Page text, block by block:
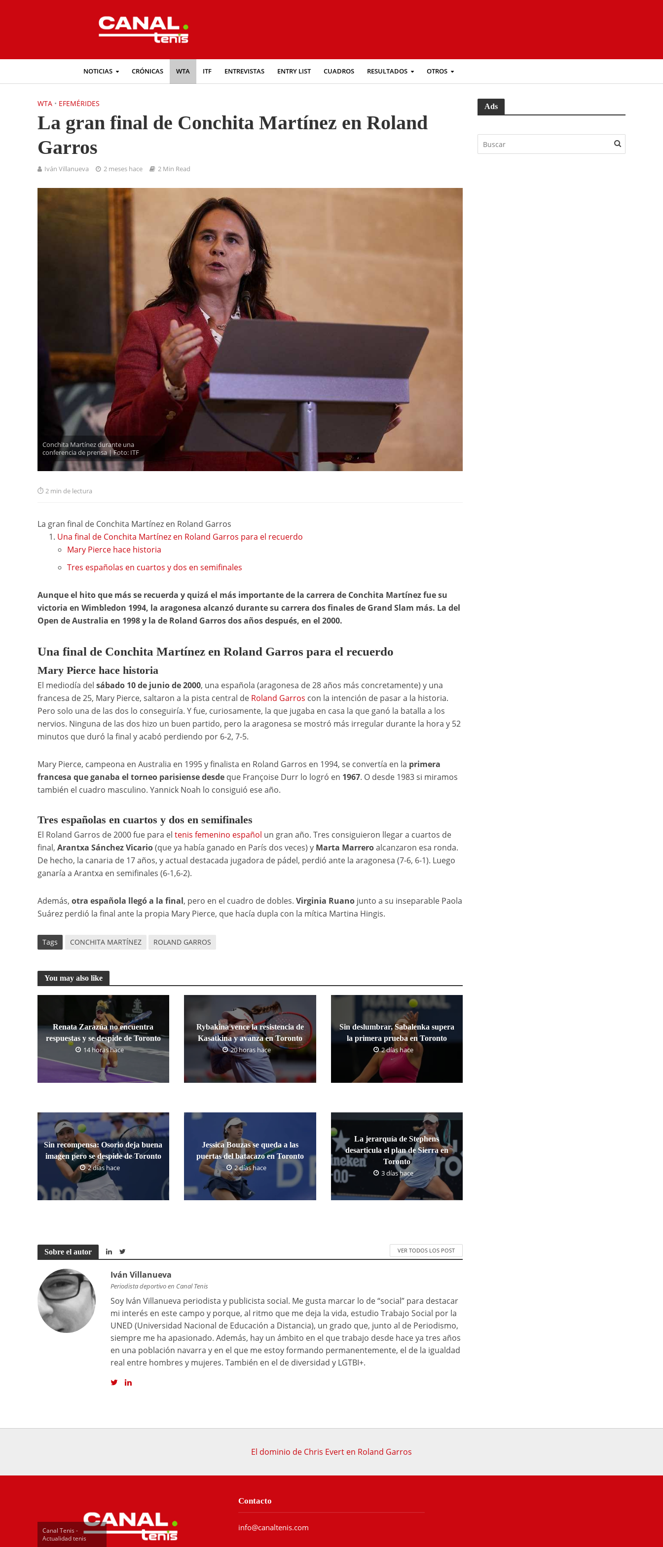
NOTICIAS CRÓNICAS WTA ITF ENTREVISTAS ENTRY LIST CUADROS RESULTADOS OTROS
WTA • EFEMÉRIDES
La gran final de Conchita Martínez en Roland
Garros
Iván Villanueva 2 meses hace 2 Min Read
Conchita Martínez durante una
conferencia de prensa | Foto: ITF
2 min de lectura
La gran final de Conchita Martínez en Roland Garros
Una final de Conchita Martínez en Roland Garros para el recuerdo
Mary Pierce hace historia
Tres españolas en cuartos y dos en semifinales
Aunque el hito que más se recuerda y quizá el más importante de la carrera de Conchita Martínez fue su
victoria en Wimbledon 1994, la aragonesa alcanzó durante su carrera dos finales de Grand Slam más. La del
Open de Australia en 1998 y la de Roland Garros dos años después, en el 2000.
Una final de Conchita Martínez en Roland Garros para el recuerdo
Mary Pierce hace historia
El mediodía del sábado 10 de junio de 2000, una española (aragonesa de 28 años más concretamente) y una
francesa de 25, Mary Pierce, saltaron a la pista central de Roland Garros con la intención de pasar a la historia.
Pero solo una de las dos lo conseguiría. Y fue, curiosamente, la que jugaba en casa la que ganó la batalla a los
nervios. Ninguna de las dos hizo un buen partido, pero la aragonesa se mostró más irregular durante la hora y 52
minutos que duró la final y acabó perdiendo por 6-2, 7-5.
Mary Pierce, campeona en Australia en 1995 y finalista en Roland Garros en 1994, se convertía en la primera
francesa que ganaba el torneo parisiense desde que Françoise Durr lo logró en 1967. O desde 1983 si miramos
también el cuadro masculino. Yannick Noah lo consiguió ese año.
Tres españolas en cuartos y dos en semifinales
El Roland Garros de 2000 fue para el tenis femenino español un gran año. Tres consiguieron llegar a cuartos de
final, Arantxa Sánchez Vicario(que ya había ganado en París dos veces) y Marta Marreroalcanzaron esa ronda.
De hecho, la canaria de 17 años, y actual destacada jugadora de pádel, perdió ante la aragonesa (7-6, 6-1). Luego
ganaría a Arantxa en semifinales (6-1,6-2).
Además, otra española llegó a la final, pero en el cuadro de dobles. Virginia Ruanojunto a su inseparable Paola
Suárez perdió la final ante la propia Mary Pierce, que hacía dupla con la mítica Martina Hingis.
Tags CONCHITA MARTÍNEZ ROLAND GARROS
You may also like
Renata Zarazúa no encuentra
respuestas y se despide de Toronto
14 horas hace
Rybakina vence la resistencia de
Kasatkina y avanza en Toronto
20 horas hace
Sin deslumbrar, Sabalenka supera
la primera prueba en Toronto
2 días hace
Sin recompensa: Osorio deja buena
imagen pero se despide de Toronto
2 días hace
Jessica Bouzas se queda a las
puertas del batacazo en Toronto
2 días hace
La jerarquía de Stephens
desarticula el plan de Sierra en
Toronto
3 días hace
Sobre el autor VER TODOS LOS POST
Iván Villanueva
Periodista deportivo en Canal Tenis
Soy Iván Villanueva periodista y publicista social. Me gusta marcar lo de “social” para destacar
mi interés en este campo y porque, al ritmo que me deja la vida, estudio Trabajo Social por la
UNED (Universidad Nacional de Educación a Distancia), un grado que, junto al de Periodismo,
siempre me ha apasionado. Además, hay un ámbito en el que trabajo desde hace ya tres años
en una población navarra y en el que me estoy formando permanentemente, el de la igualdad
real entre hombres y mujeres. También en el de diversidad y LGTBI+.
Ads
El dominio de Chris Evert en Roland Garros
Canal Tenis -
Actualidad tenis
Contacto
info@canaltenis.com